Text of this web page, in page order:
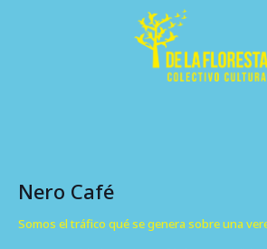
Nero Café
Somos el tráfico qué se genera sobre una